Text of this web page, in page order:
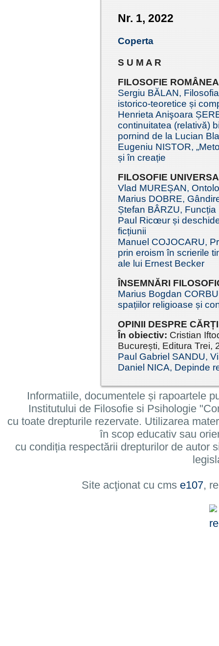
Nr. 1, 2022
Coperta
S U M A R
FILOSOFIE
Sergiu BĂLAN,
istorico-teoretice și
Henrieta Anişoara
continuitatea (relativă)
pornind de la Lucian
Eugeniu NISTOR,
și în creație
FILOSOFIE
Vlad MUREȘAN,
Marius DOBRE,
Ștefan BÂRZU,
Paul Ricœur și
ficțiunii
Manuel COJOCARU,
prin eroism în scrierile
ale lui Ernest Becker
ÎNSEMNĂRI
Marius Bogdan
spațiilor religioase și
OPINII DESPRE CĂRȚI
În obiectiv: Cristian
București, Editura Trei,
Paul Gabriel SANDU,
Daniel NICA, Depinde
Informatiile, documentele și rapoartele
Institutului de Filosofie si Psihologie
cu toate drepturile rezervate. Utilizarea
în scop educativ sau
cu condiția respectării drepturilor de autor
Site acţionat cu cms e107,